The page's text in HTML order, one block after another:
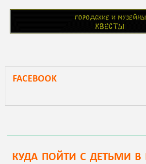
FACEBOOK
КУДА ПОЙТИ С ДЕТЬМИ В